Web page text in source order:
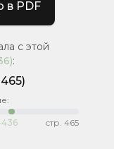
в PDF
с этой
):
стр. 465